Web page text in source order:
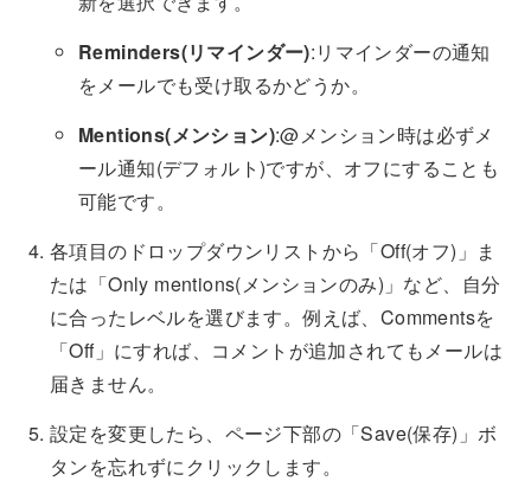
Reminders(リマインダー):リマインダーの通知
をメールでも受け取るかどうか。
Mentions(メンション):@メンション時は必ずメ
ール通知(デフォルト)ですが、オフにすることも
可能です。
各項目のドロップダウンリストから「Off(オフ)」ま
たは「Only mentions(メンションのみ)」など、自分
に合ったレベルを選びます。例えば、Commentsを
「Off」にすれば、コメントが追加されてもメールは
届きません。
設定を変更したら、ページ下部の「Save(保存)」ボ
タンを忘れずにクリックします。